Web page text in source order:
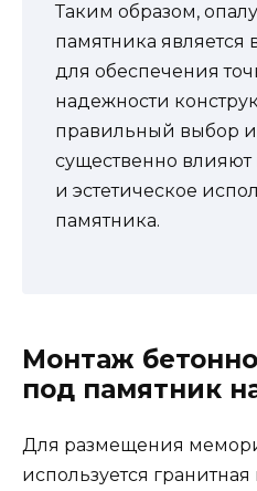
Таким образом,
памятника
для обеспечения
надежности
правильный выбор и
существенно влияют
и эстетическое
памятника.
Монтаж
под памятник
Для размещения
используется гранитная